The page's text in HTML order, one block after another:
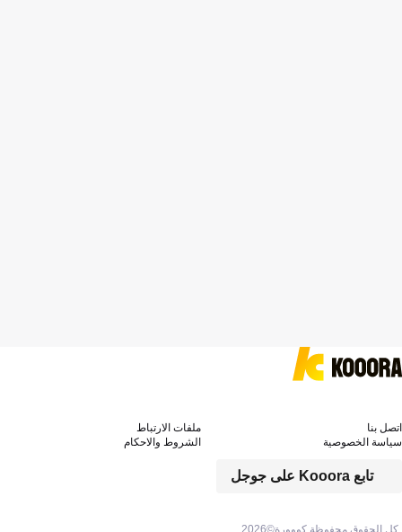
كل الحقوق محفوظة كووورة©2026
تابع Kooora على جوجل
اتصل بنا
ملفات الارتباط
سياسة الخصوصية
الشروط والاحكام